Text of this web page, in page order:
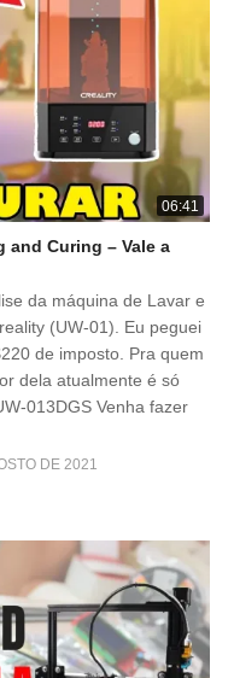
06:41
and Curing – Vale a
da máquina de Lavar e
(UW-01). Eu peguei
de imposto. Pra quem
dela atualmente é só
013DGS Venha fazer
DE 2021